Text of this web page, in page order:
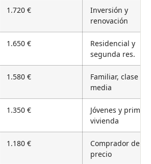
1.720 €
Inversión y
renovación
1.650 €
Residencial y
segunda res.
1.580 €
Familiar, clase
media
1.350 €
Jóvenes y primera
vivienda
1.180 €
Comprador de
precio